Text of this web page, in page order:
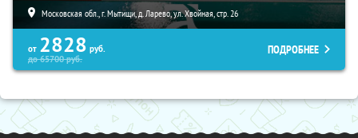
Московская обл., г. Мытищи, д. Ларево, ул. Хвойная, стр. 26
от 2828 руб.
до65700руб.
ПОДРОБНЕЕ